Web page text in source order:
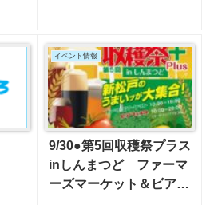
イベント情報
9/30●第5回収穫祭プラス
inしんまつど ファーマ
ーズマーケット＆ビアフ